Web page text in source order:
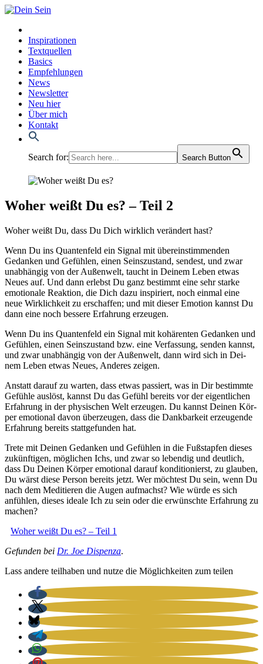
Inspirationen
Textquellen
Basics
Empfehlungen
News
Newsletter
Neu hier
Über mich
Kontakt
Search for: Search Button
Woher weißt Du es? – Teil 2
Woher weißt Du, dass Du Dich wirk­lich ver­än­dert hast?
Wenn Du ins Quan­ten­feld ein Signal mit über­ein­stim­men­den
Gedan­ken und Gefüh­len, einen Seins­zu­stand, sen­dest, und zwar
unab­hän­gig von der Außen­welt, taucht in Dei­nem Leben etwas
Neu­es auf. Und dann erlebst Du ganz bestimmt eine sehr star­ke
emo­tio­na­le Reak­ti­on, die Dich dazu inspi­riert, noch ein­mal eine
neue Wirk­lich­keit zu erschaf­fen; und mit die­ser Emo­ti­on kannst Du
dann eine noch bes­se­re Erfah­rung erzeu­gen.
Wenn Du ins Quan­ten­feld ein Signal mit kohä­ren­ten Gedan­ken und
Gefüh­len, einen Seins­zu­stand bzw. eine Ver­fas­sung, sen­den kannst,
und zwar unab­hän­gig von der Außen­welt, dann wird sich in Dei­
nem Leben etwas Neu­es, Ande­res zei­gen.
Anstatt dar­auf zu war­ten, dass etwas pas­siert, was in Dir bestimm­te
Gefüh­le aus­löst, kannst Du das Gefühl bereits vor der eigent­li­chen
Erfah­rung in der phy­si­schen Welt erzeu­gen. Du kannst Dei­nen Kör­
per emo­tio­nal davon über­zeu­gen, dass die Dank­bar­keit erzeu­gen­de
Erfah­rung bereits statt­ge­fun­den hat.
Tre­te mit Dei­nen Gedan­ken und Gefüh­len in die Fuß­stap­fen die­ses
zukünf­ti­gen, mög­li­chen Ichs, und zwar so leben­dig und deut­lich,
dass Du Dei­nen Kör­per emo­tio­nal dar­auf kon­di­tio­nierst, zu glau­ben,
Du wärst die­se Per­son bereits jetzt. Wer möch­test Du sein, wenn Du
nach dem Medi­tie­ren die Augen auf­machst? Wie wür­de es sich
anfüh­len, die­ses idea­le Ich zu sein oder die erwünsch­te Erfah­rung zu
machen?
Woher weißt Du es? – Teil 1
Gefun­den bei Dr. Joe Dis­pen­za.
Lass ande­re teil­ha­ben und nut­ze die Mög­lich­kei­ten zum tei­len